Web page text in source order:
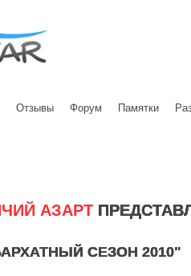
Отзывы Форум Памятки
АЗАРТ
СЕЗОН 2010"